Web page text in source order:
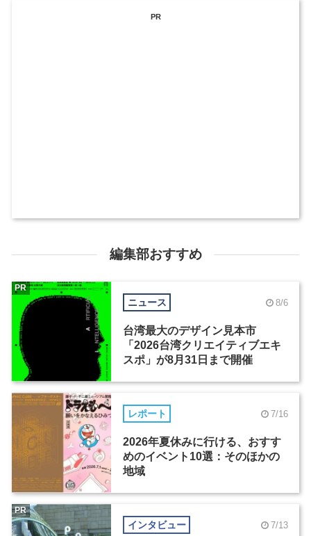
PR
編集部おすすめ
ニュース 8/6
台湾最大のデザイン見本市
「2026台湾クリエイティブエキ
スポ」が8月31日まで開催
PR
レポート 7/16
2026年夏休みに行ける、おすす
めのイベント10選：そのほかの
地域
インタビュー 7/13
PR